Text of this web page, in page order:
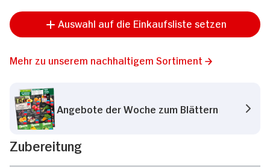
Auswahl auf die Einkaufsliste setzen
Mehr zu unserem nachhaltigem Sortiment
Angebote der Woche zum Blättern
Zubereitung